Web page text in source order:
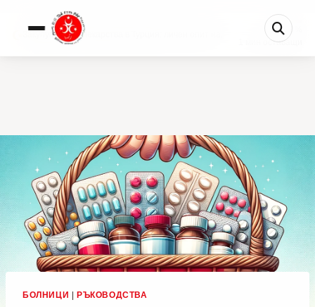
Закупуване на лекарства в Турция: личен опит на...
0%
1 мин оставащи
БОЛНИЦИ | РЪКОВОДСТВА